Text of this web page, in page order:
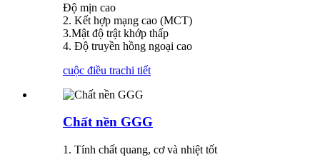
Độ mịn cao
2. Kết hợp mạng cao (MCT)
3.Mật độ trật khớp thấp
4. Độ truyền hồng ngoại cao
cuộc điều trachi tiết
Chất nền GGG
1. Tính chất quang, cơ và nhiệt tốt